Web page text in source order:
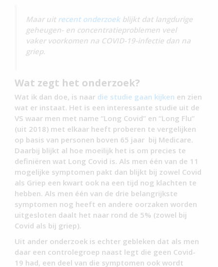
Maar uit recent onderzoekblijkt dat langdurige
geheugen- en concentratieproblemen veel
vaker voorkomen na COVID-19-infectie dan na
griep.
Wat zegt het onderzoek?
Wat ik dan doe, is naar die studie gaan kijken en zien
wat er instaat. Het is een interessante studie uit de
VS waar men met name “Long Covid” en “Long Flu”
(uit 2018) met elkaar heeft proberen te vergelijken
op basis van personen boven 65 jaar bij Medicare.
Daarbij blijkt al hoe moeilijk het is om precies te
definiëren wat Long Covid is. Als men één van de 11
mogelijke symptomen pakt dan blijkt bij zowel Covid
als Griep een kwart ook na een tijd nog klachten te
hebben. Als men één van de drie belangrijkste
symptomen nog heeft en andere oorzaken worden
uitgesloten daalt het naar rond de 5% (zowel bij
Covid als bij griep).
Uit ander onderzoek is echter gebleken dat als men
daar een controlegroep naast legt die geen Covid-
19 had, een deel van die symptomen ook wordt